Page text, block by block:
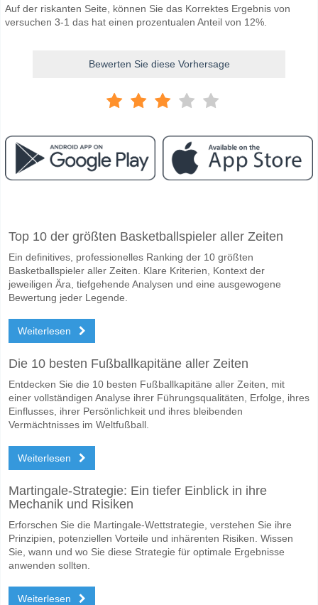
Auf der riskanten Seite, können Sie das Korrektes Ergebnis von
versuchen 3-1 das hat einen prozentualen Anteil von 12%.
Bewerten Sie diese Vorhersage
Das Spiel zwischen Seattle Sounders v San Diego FC 10 May 2026
Wer ist das Lieblingsteam, zwischen dem zu
Seattle Sounders für den Gewinner den Spiel, mit einer
Ja für Beide Teams Erzielen, mit einem Prozentsatz von 61%.
Wofür ist die richtige Ergebnisprognose Seattle
Auf der riskanten Seite, können Sie das Korrektes Ergebnis von
Top 10 der größten Basketballspieler aller Zeiten
Ein definitives, professionelles Ranking der 10 größten
Basketballspieler aller Zeiten. Klare Kriterien, Kontext der
jeweiligen Ära, tiefgehende Analysen und eine ausgewogene
Bewertung jeder Legende.
Weiterlesen
Die 10 besten Fußballkapitäne aller Zeiten
Entdecken Sie die 10 besten Fußballkapitäne aller Zeiten, mit
einer vollständigen Analyse ihrer Führungsqualitäten, Erfolge, ihres
Einflusses, ihrer Persönlichkeit und ihres bleibenden
Vermächtnisses im Weltfußball.
Weiterlesen
Martingale-Strategie: Ein tiefer Einblick in ihre
Mechanik und Risiken
Erforschen Sie die Martingale-Wettstrategie, verstehen Sie ihre
Prinzipien, potenziellen Vorteile und inhärenten Risiken. Wissen
Sie, wann und wo Sie diese Strategie für optimale Ergebnisse
anwenden sollten.
Weiterlesen